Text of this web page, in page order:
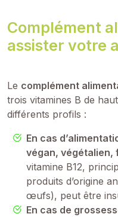
Complément
assister votre
Le complément
trois vitamines B de
différents profils :
En cas
végan, végétalien,
vitamine B12,
produits d’origine
œufs), peut être
En cas de